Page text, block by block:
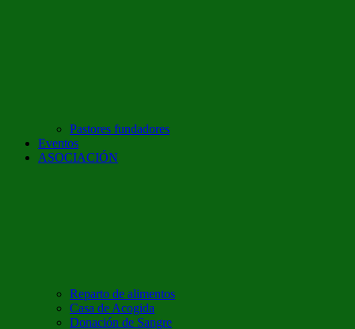
Pastores fundadores
Eventos
ASOCIACIÓN
Reparto de alimentos
Casa de Acogida
Donación de Sangre